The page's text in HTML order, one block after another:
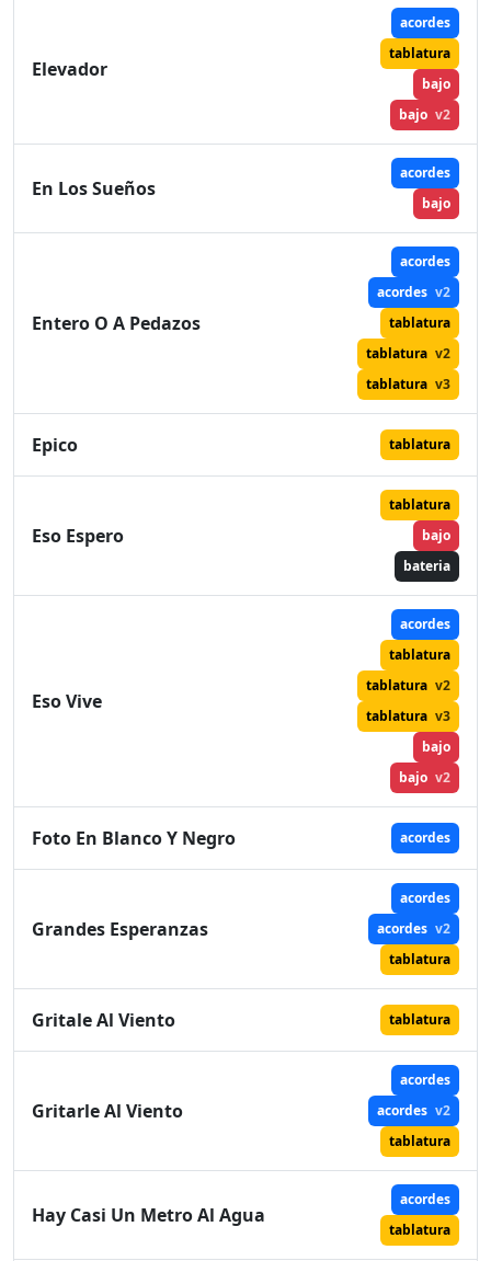
Elevador
acordes
tablatura
bajo
bajo v2
En Los Sueños
acordes
bajo
Entero O A Pedazos
acordes
acordes v2
tablatura
tablatura v2
tablatura v3
Epico tablatura
Eso Espero
tablatura
bajo
bateria
Eso Vive
acordes
tablatura
tablatura v2
tablatura v3
bajo
bajo v2
Foto En Blanco Y Negro acordes
Grandes Esperanzas
acordes
acordes v2
tablatura
Gritale Al Viento tablatura
Gritarle Al Viento
acordes
acordes v2
tablatura
Hay Casi Un Metro Al Agua
acordes
tablatura